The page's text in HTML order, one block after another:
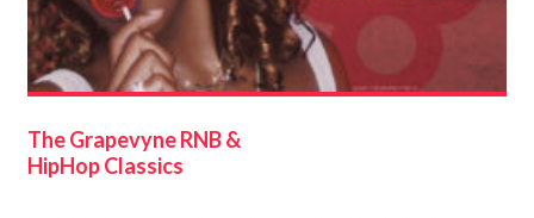
The Grapevyne RNB &
HipHop Classics